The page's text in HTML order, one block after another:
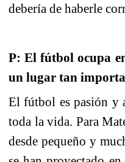
debería de haberle
P: El fútbol ocupa
un lugar tan
El fútbol es pasión y
toda la vida. Para
desde pequeño y